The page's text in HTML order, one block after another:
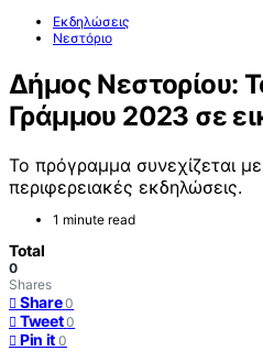
Εκδηλώσεις
Νεστόριο
Δήμος Νεστορίου:
Γράμμου 2023 σε
Το πρόγραμμα συνεχίζεται
περιφερειακές εκδηλώσεις.
1 minute read
Total
0
Shares
Share 0
Tweet 0
Pin it 0